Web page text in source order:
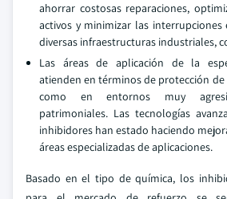
ahorrar costosas reparaciones,
activos y minimizar las interrupciones
diversas infraestructuras industriales,
Las áreas de aplicación de la
atienden en términos de protección
como en entornos muy
patrimoniales. Las tecnologías
inhibidores han estado haciendo
áreas especializadas de aplicaciones.
Basado en el tipo de química, los